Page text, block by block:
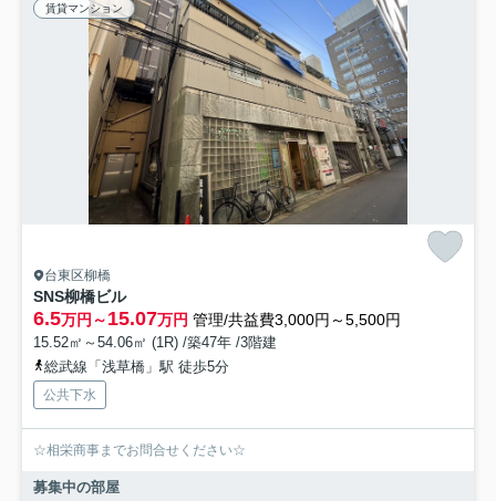
賃貸マンション
台東区柳橋
SNS柳橋ビル
6.5万円～15.07万円 管理/共益費3,000円～5,500円
15.52㎡～54.06㎡ (1R) /築47年 /3階建
総武線「浅草橋」駅 徒歩5分
公共下水
☆相栄商事までお問合せください☆
募集中の部屋